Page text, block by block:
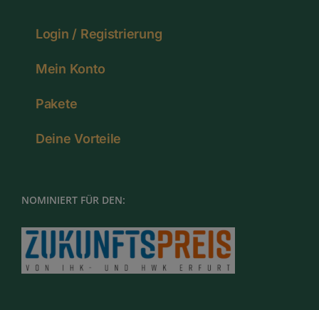
Login / Registrierung
Mein Konto
Pakete
Deine Vorteile
NOMINIERT FÜR DEN: